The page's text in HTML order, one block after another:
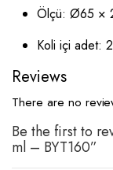
Ölçü: Ø65 ×
Koli içi adet:
Reviews
There are no
Be the first to
ml – BYT160”